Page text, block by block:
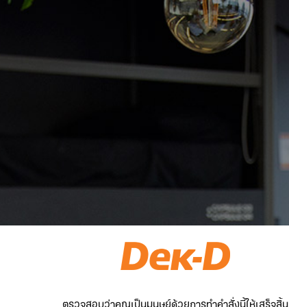
ตรวจสอบว่าคุณเป็นมนุษย์ด้วยการทำคำสั่งนี้ให้เสร็จสิ้น